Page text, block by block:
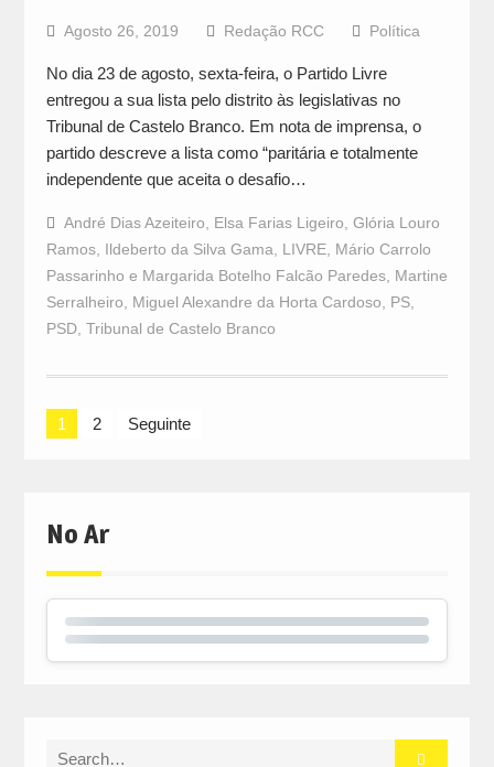
Agosto 26, 2019 Redação RCC Política
No dia 23 de agosto, sexta-feira, o Partido Livre
entregou a sua lista pelo distrito às legislativas no
Tribunal de Castelo Branco. Em nota de imprensa, o
partido descreve a lista como “paritária e totalmente
independente que aceita o desafio…
André Dias Azeiteiro, Elsa Farias Ligeiro, Glória Louro
Ramos, Ildeberto da Silva Gama, LIVRE, Mário Carrolo
Passarinho e Margarida Botelho Falcão Paredes, Martine
Serralheiro, Miguel Alexandre da Horta Cardoso, PS,
PSD, Tribunal de Castelo Branco
Navegação
1 2 Seguinte
No Ar
Search